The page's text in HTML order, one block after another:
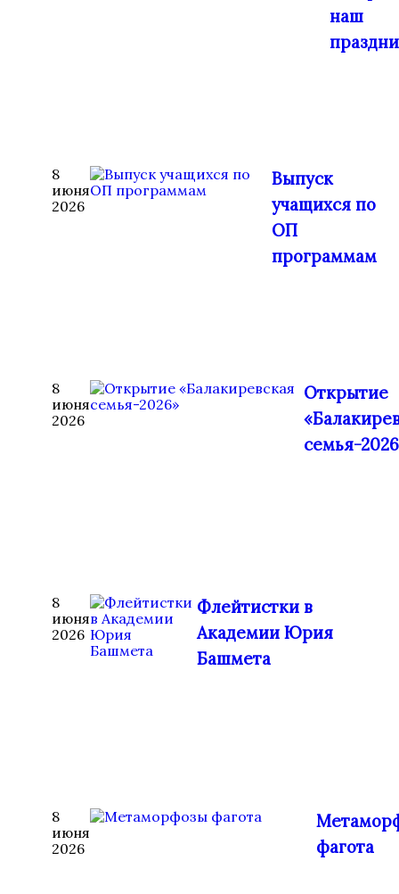
наш
8
июня
2026
Выпуск
учащихся по
ОП
программам
8
июня
2026
Открытие
семья-
8
июня
2026
Флейтистки в
Академии Юрия
Башмета
8
июня
2026
фагота